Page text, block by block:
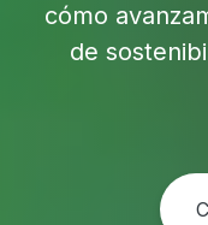
cómo
de